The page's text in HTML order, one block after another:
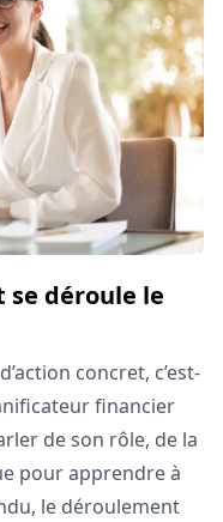
déroule le
concret, c’est-
financier
de son rôle, de la
pour apprendre à
le déroulement